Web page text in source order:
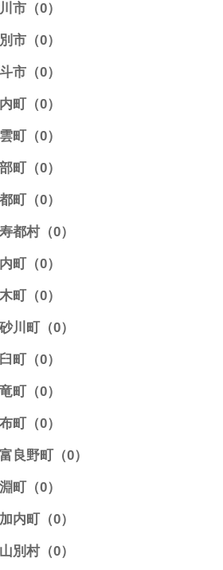
市（0）
市（0）
市（0）
町（0）
町（0）
町（0）
町（0）
都村（0）
町（0）
町（0）
川町（0）
町（0）
町（0）
町（0）
良野町（0）
町（0）
内町（0）
別村（0）